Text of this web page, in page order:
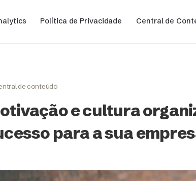
Política de Privacidade Central de
de conteúdo
e cultura
para a sua